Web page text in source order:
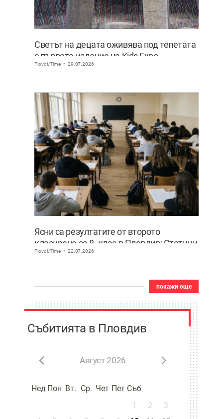
Светът на децата оживява под тепетата
с първото издание на Kids Expo
PlovdivTime 29.07.2026
Ясни са резултатите от второто
класиране за 8. клас в Пловдив: Стотици
ученици сбъднаха мечтата си за по-
PlovdivTime 22.07.2026
покажи още
Събитията в Пловдив
Август 2026
Нед Пон Вт. Ср. Чет Пет Съб
1
2
3